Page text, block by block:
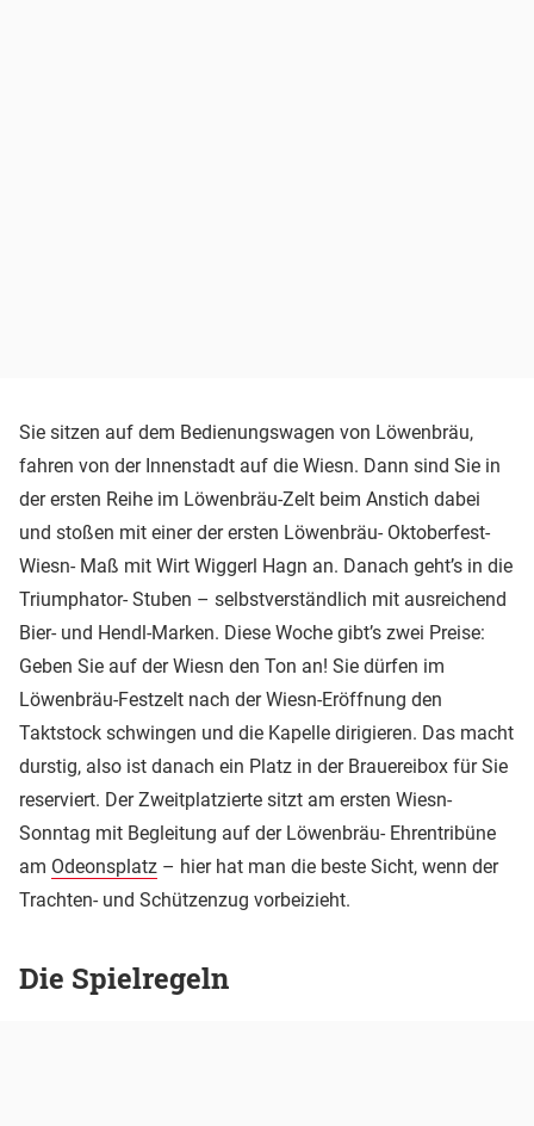
Sie sitzen auf dem Bedienungswagen von Löwenbräu,
fahren von der Innenstadt auf die Wiesn. Dann sind Sie in
der ersten Reihe im Löwenbräu-Zelt beim Anstich dabei
und stoßen mit einer der ersten Löwenbräu- Oktoberfest-
Wiesn- Maß mit Wirt Wiggerl Hagn an. Danach geht’s in die
Triumphator- Stuben – selbstverständlich mit ausreichend
Bier- und Hendl-Marken. Diese Woche gibt’s zwei Preise:
Geben Sie auf der Wiesn den Ton an! Sie dürfen im
Löwenbräu-Festzelt nach der Wiesn-Eröffnung den
Taktstock schwingen und die Kapelle dirigieren. Das macht
durstig, also ist danach ein Platz in der Brauereibox für Sie
reserviert. Der Zweitplatzierte sitzt am ersten Wiesn-
Sonntag mit Begleitung auf der Löwenbräu- Ehrentribüne
am Odeonsplatz – hier hat man die beste Sicht, wenn der
Trachten- und Schützenzug vorbeizieht.
Die Spielregeln